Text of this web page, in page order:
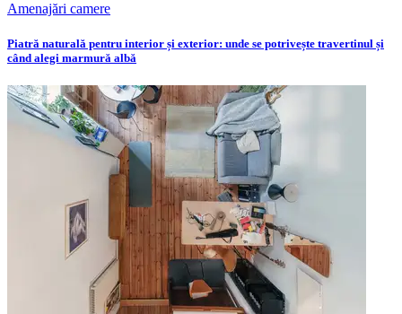
Amenajări camere
Piatră naturală pentru interior și exterior: unde se potrivește travertinul și
când alegi marmură albă